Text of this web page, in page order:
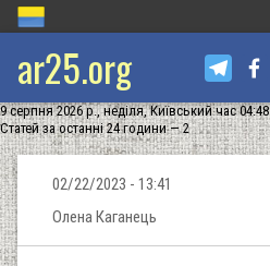
ar25.org
9 серпня 2026 р., неділя, Київський час 04:48
Статей за останні 24 години — 2
02/22/2023 - 13:41
Олена Каганець